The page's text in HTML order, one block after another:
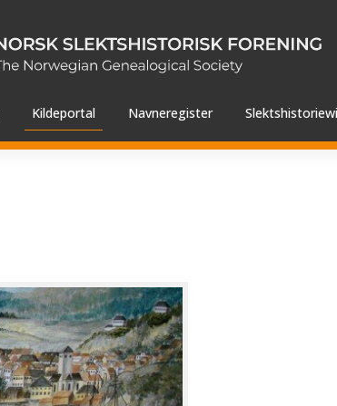
Kildeportal Navneregister